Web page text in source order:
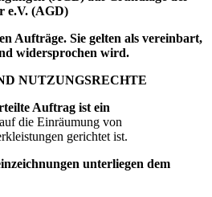
e.V. (AGD)
Aufträge. Sie gelten als vereinbart,
widersprochen wird.
NUTZUNGSRECHTE
Auftrag ist ein
die Einräumung von
gerichtet ist.
unterliegen dem